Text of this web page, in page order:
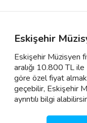
Eskişehir
Eskişehir Müzisyen
aralığı 10.800 TL
göre özel fiyat
geçebilir, Eskişehir
ayrıntılı bilgi